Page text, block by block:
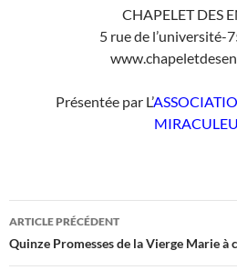
CHAPELET DES
5 rue de l’université-
Présentée par L’
Navigation
des
ARTICLE PRÉCÉDENT
Quinze Promesses de la Vierge Marie